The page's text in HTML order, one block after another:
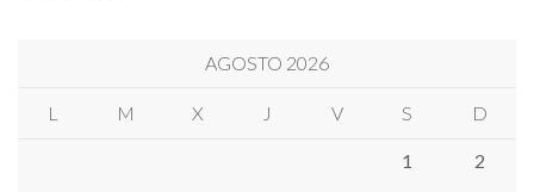
AGOSTO 2026
L M X J V S D
1
2